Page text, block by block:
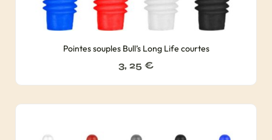
Pointes souples Bull’s Long Life courtes
3, 25 €